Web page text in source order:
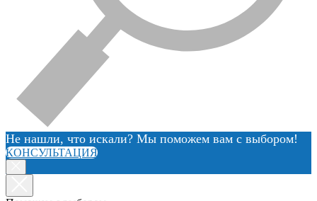
Не нашли, что искали? Мы поможем вам с выбором!
КОНСУЛЬТАЦИЯ